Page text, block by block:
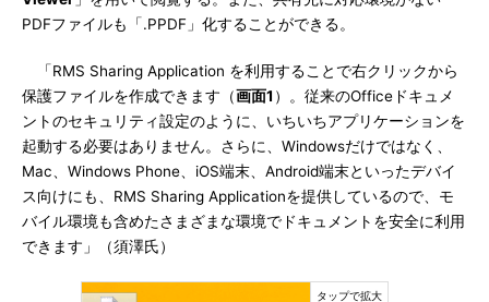
PDFファイルも「.PPDF」化することができる。
「RMS Sharing Application を利用することで右クリックから
保護ファイルを作成できます（画面1 ）。従来のOfficeドキュメ
ントのセキュリティ設定のように、いちいちアプリケーションを
起動する必要はありません。さらに、Windowsだけではなく、
Mac、Windows Phone、iOS端末、Android端末といったデバイ
ス向けにも、RMS Sharing Applicationを提供しているので、モ
バイル環境も含めたさまざまな環境でドキュメントを安全に利用
できます」（須澤氏）